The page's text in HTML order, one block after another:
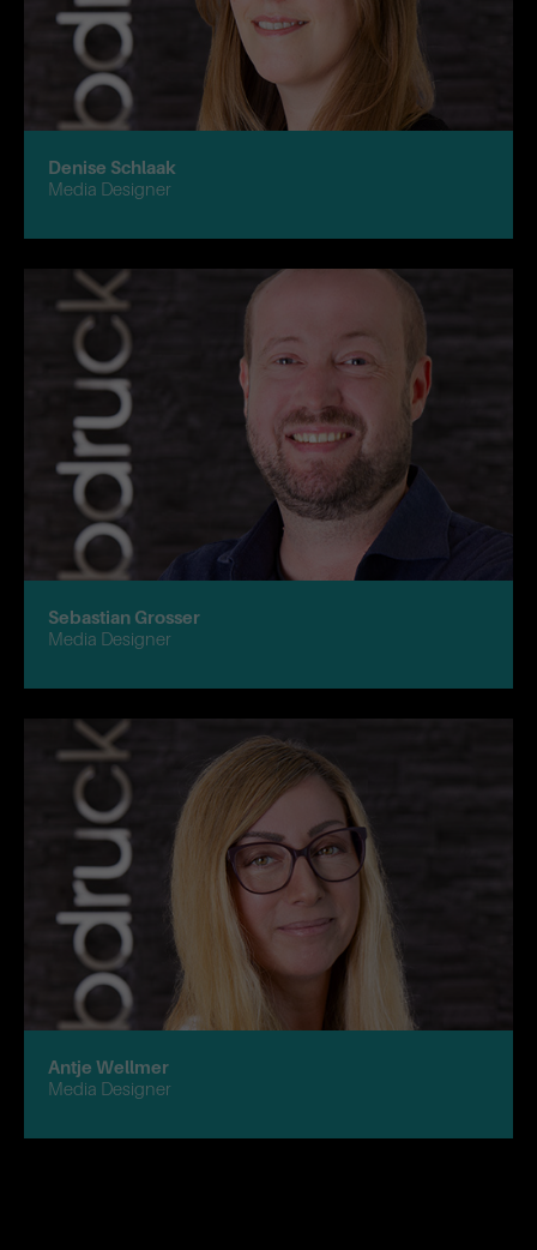
Denise Schlaak
Media Designer
Sebastian Grosser
Media Designer
Antje Wellmer
Media Designer